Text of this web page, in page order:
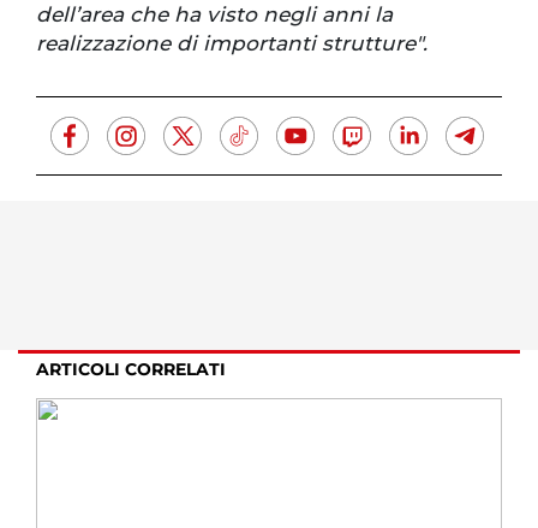
dell’area che ha visto negli anni la
realizzazione di importanti strutture".
ARTICOLI CORRELATI